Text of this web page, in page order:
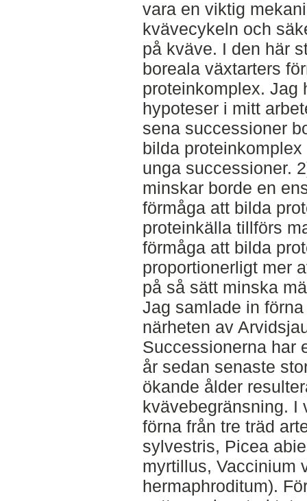
vara en viktig
kvävecykeln och
på kväve. I den här
boreala växtarters
proteinkomplex. Jag
hypoteser i mitt
sena successioner
bilda
unga successioner.
minskar borde en
förmåga att bilda
proteinkälla tillförs
förmåga att bilda
proportionerligt mer
på så sätt minska
Jag samlade in
närheten av
Successionerna har
år sedan senaste
ökande ålder
kvävebegränsning. I
förna från tre träd
sylvestris, Picea
myrtillus, Vaccinium
hermaphroditum).